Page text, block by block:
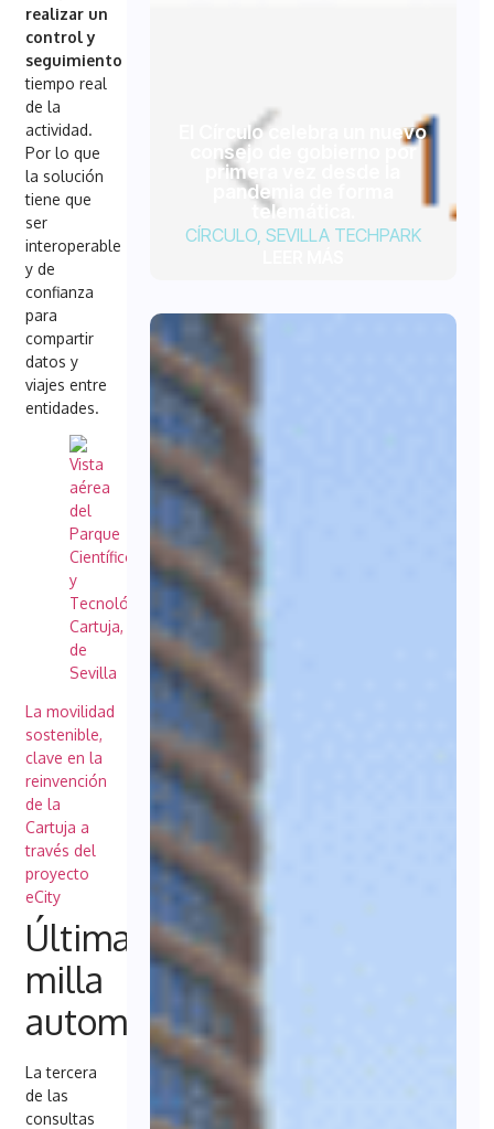
realizar un
control y
seguimiento
tiempo real
de la
actividad.
Por lo que
la solución
tiene que
ser
interoperable
y de
confianza
para
compartir
datos y
viajes entre
entidades.
La movilidad
sostenible,
clave en la
reinvención
de la
Cartuja a
través del
proyecto
eCity
Última
milla
automatizada
La tercera
de las
consultas
El Círculo celebra un nuevo
consejo de gobierno por
primera vez desde la
pandemia de forma
telemática.
CÍRCULO, SEVILLA TECHPARK